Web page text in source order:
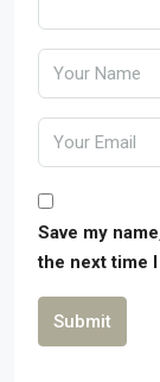
Save my
the next time
Submit